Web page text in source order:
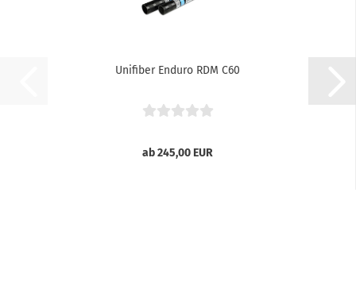
Unifiber Enduro RDM C60
ab 245,00 EUR